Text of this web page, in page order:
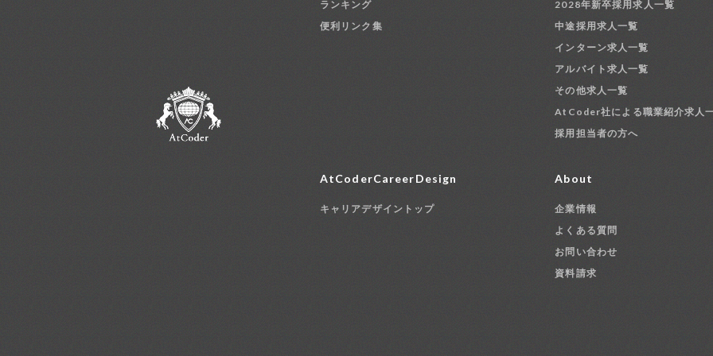
ランキング
便利リンク集
2028年新卒採用求人一覧
中途採用求人一覧
インターン求人一覧
アルバイト求人一覧
その他求人一覧
AtCoder社による職業紹介求人
採用担当者の方へ
AtCoderCareerDesign
キャリアデザイントップ
About
企業情報
よくある質問
お問い合わせ
資料請求